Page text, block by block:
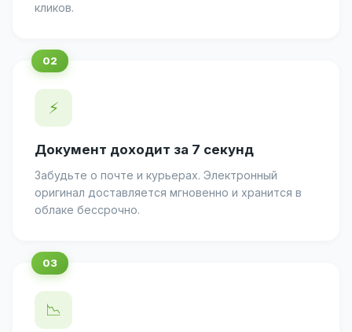
кликов.
⚡
Документ доходит за 7 секунд
Забудьте о почте и курьерах. Электронный
оригинал доставляется мгновенно и хранится в
облаке бессрочно.
📉